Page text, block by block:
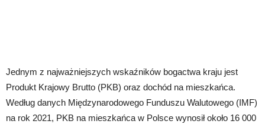
Jednym z najważniejszych wskaźników bogactwa kraju jest
Produkt Krajowy Brutto (PKB) oraz dochód na mieszkańca.
Według danych Międzynarodowego Funduszu Walutowego (IMF)
na rok 2021, PKB na mieszkańca w Polsce wynosił około 16 000